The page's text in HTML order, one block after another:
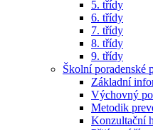
5. třídy
6. třídy
7. třídy
8. třídy
9. třídy
Školní poradenské
Základní
Výchovný
Metodik
Konzultační